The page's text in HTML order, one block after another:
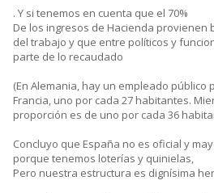
. Y si tenemos en cuenta que el 70%
De los ingresos de Hacienda provienen
del trabajo y que entre políticos y
parte de lo recaudado
(En Alemania, hay un empleado público
Francia, uno por cada 27 habitantes.
proporción es de uno por cada 36
Concluyo que España no es oficial y
porque tenemos loterías y quinielas,
Pero nuestra estructura es dignísima